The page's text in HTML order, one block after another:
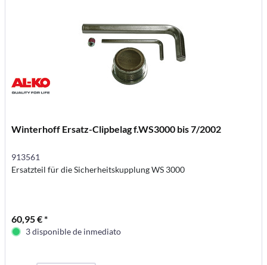
Winterhoff Ersatz-Clipbelag f.WS3000 bis 7/2002
913561
Ersatzteil für die Sicherheitskupplung WS 3000
60,95 € *
3 disponible de inmediato